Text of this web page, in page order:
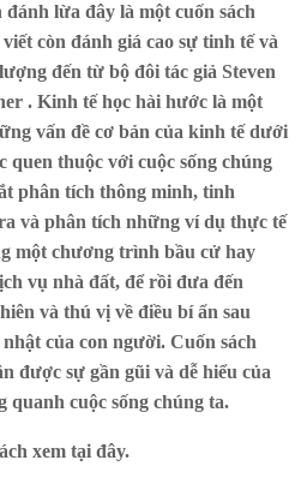
lừa đây là một cuốn sách
còn đánh giá cao sự tinh tế và
đến từ bộ đôi tác giả Steven
. Kinh tế học hài hước là một
vấn đề cơ bản của kinh tế dưới
quen thuộc với cuộc sống chúng
phân tích thông minh, tinh
và phân tích những ví dụ thực tế
một chương trình bầu cử hay
vụ nhà đất, để rồi đưa đến
và thú vị về điều bí ẩn sau
của con người. Cuốn sách
được sự gần gũi và dễ hiểu của
quanh cuộc sống chúng ta.
xem tại đây.